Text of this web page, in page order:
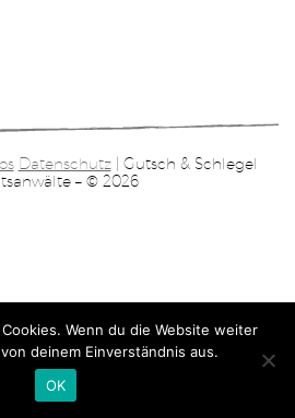
Datenschutz| Gutsch & Schlegel
– © 2026
Wenn du die Website weiter
deinem Einverständnis aus.
OK